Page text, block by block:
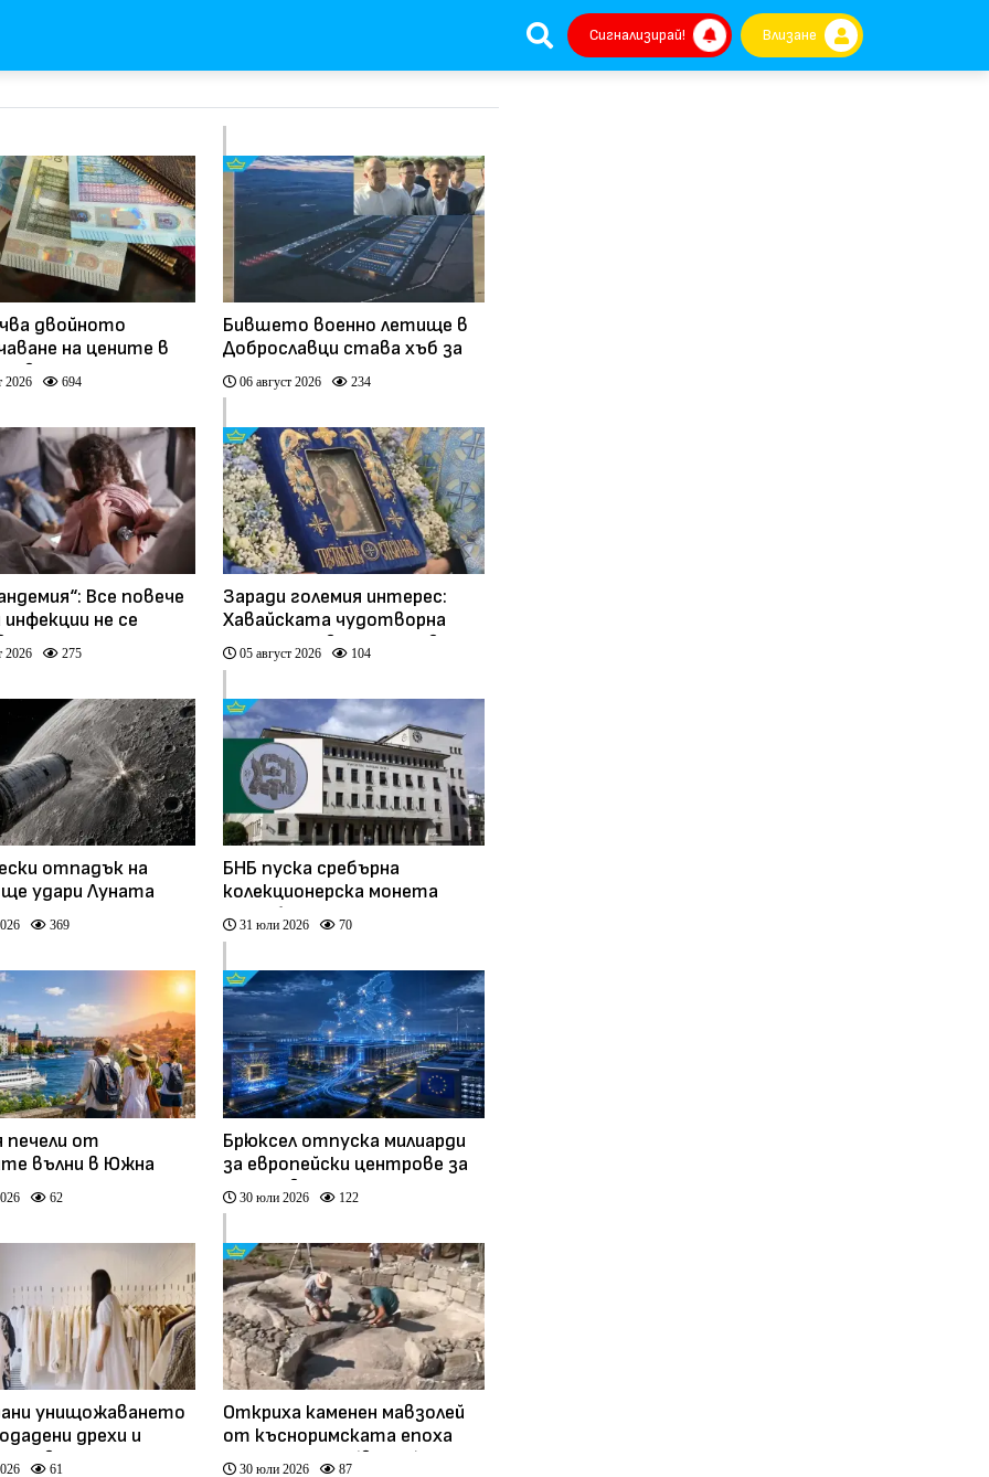
Сигнализирай! Влизане
двойното
на цените в
евро
2026 694
Бившето военно летище в
Доброславци става хъб за
космически технологии и
иновации (видео)
06 август 2026 234
Все повече
не се
от
2026 275
Заради големия интерес:
Хавайската чудотворна
икона остава още ден в
София (видео)
05 август 2026 104
отпадък на
ще удари Луната
369
БНБ пуска сребърна
колекционерска монета
„Преображенски манастир“
31 юли 2026 70
печели от
вълни в Южна
62
Брюксел отпуска милиарди
за европейски центрове за
изкуствен интелект
30 юли 2026 122
унищожаването
дрехи и
какво се променя?
61
Откриха каменен мавзолей
от късноримската епоха
на Перперикон (видео)
30 юли 2026 87